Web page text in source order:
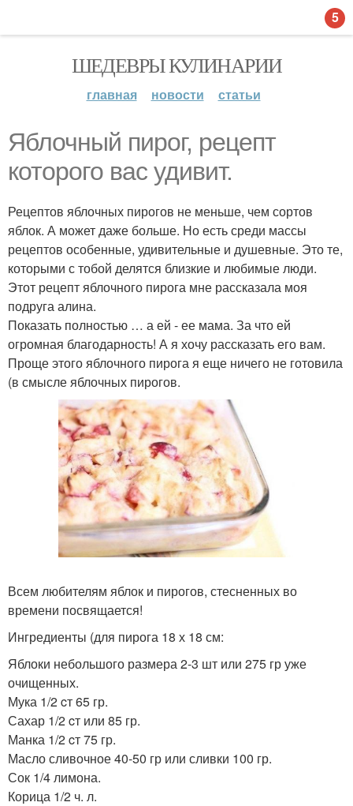
ШЕДЕВРЫ КУЛИНАРИИ
главная новости статьи
Яблочный пирог, рецепт
которого вас удивит.
Рецептов яблочных пирогов не меньше, чем сортов
яблок. А может даже больше. Но есть среди массы
рецептов особенные, удивительные и душевные. Это те,
которыми с тобой делятся близкие и любимые люди.
Этот рецепт яблочного пирога мне рассказала моя
подруга алина.
Показать полностью … а ей - ее мама. За что ей
огромная благодарность! А я хочу рассказать его вам.
Проще этого яблочного пирога я еще ничего не готовила
(в смысле яблочных пирогов.
Всем любителям яблок и пирогов, стесненных во
времени посвящается!
Ингредиенты (для пирога 18 х 18 см:
Яблоки небольшого размера 2-3 шт или 275 гр уже
очищенных.
Мука 1/2 cт 65 гр.
Сахар 1/2 cт или 85 гр.
Манка 1/2 cт 75 гр.
Масло сливочное 40-50 гр или сливки 100 гр.
Сок 1/4 лимона.
Корица 1/2 ч. л.
5